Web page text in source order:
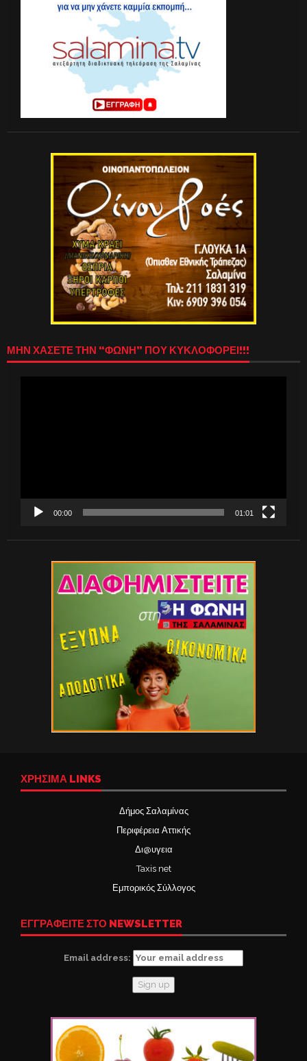
ΜΗΝ ΧΑΣΕΤΕ ΤΗΝ “ΦΩΝΗ” ΠΟΥ ΚΥΚΛΟΦΟΡΕΙ!!!
00:00 01:01
ΧΡΉΣΙΜΑ LINKS
Δήμος Σαλαμίνας
Περιφέρεια Αττικής
Δι@υγεια
Taxis net
Εμπορικός Σύλλογος
ΕΓΓΡΑΦΕΙΤΕ ΣΤΟ NEWSLETTER
Email address: